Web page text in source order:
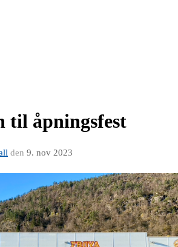
til åpningsfest
den 9. nov 2023